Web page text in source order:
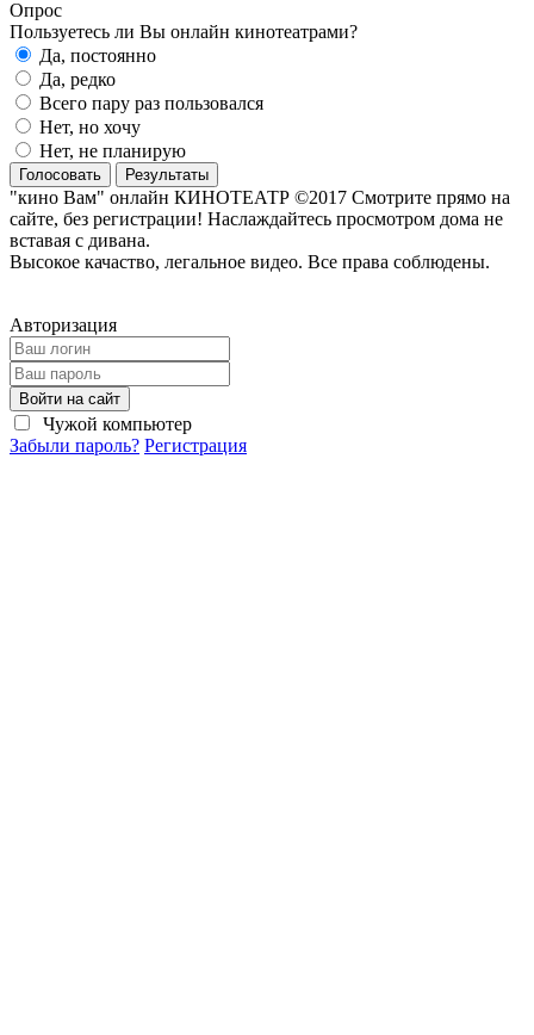
Опрос
Пользуетесь ли Вы онлайн кинотеатрами?
Да, постоянно
Да, редко
Всего пару раз пользовался
Нет, но хочу
Нет, не планирую
Голосовать Результаты
"кино Вам" онлайн КИНОТЕАТР ©2017 Смотрите прямо на
сайте, без регистрации! Наслаждайтесь просмотром дома не
вставая с дивана.
Высокое качаство, легальное видео. Все права соблюдены.
Авторизация
Войти на сайт
Чужой компьютер
Забыли пароль? Регистрация